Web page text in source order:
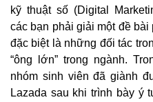
kỹ thuật số (Digital
các bạn phải giải một đề
đặc biệt là những đối tác
“ông lớn” trong ngành.
nhóm sinh viên đã giành
Lazada sau khi trình bày ý